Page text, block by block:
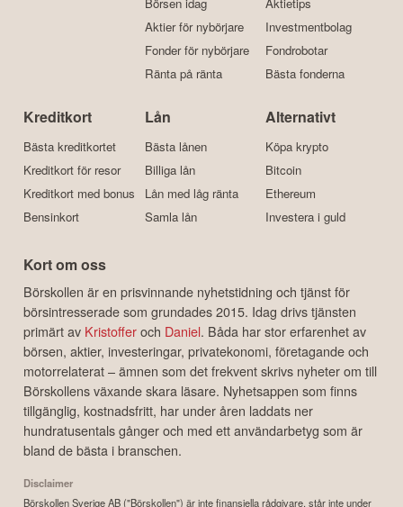
Börsen idag
Aktier för nybörjare
Fonder för nybörjare
Ränta på ränta
Aktietips
Investmentbolag
Fondrobotar
Bästa fonderna
Kreditkort
Bästa kreditkortet
Kreditkort för resor
Kreditkort med bonus
Bensinkort
Lån
Bästa lånen
Billiga lån
Lån med låg ränta
Samla lån
Alternativt
Köpa krypto
Bitcoin
Ethereum
Investera i guld
Kort om oss
Börskollen är en prisvinnande nyhetstidning och tjänst för
börsintresserade som grundades 2015. Idag drivs tjänsten
primärt av Kristofferoch Daniel. Båda har stor erfarenhet av
börsen, aktier, investeringar, privatekonomi, företagande och
motorrelaterat – ämnen som det frekvent skrivs nyheter om till
Börskollens växande skara läsare. Nyhetsappen som finns
tillgänglig, kostnadsfritt, har under åren laddats ner
hundratusentals gånger och med ett användarbetyg som är
bland de bästa i branschen.
Disclaimer
Börskollen Sverige AB ("Börskollen") är inte finansiella rådgivare, står inte under